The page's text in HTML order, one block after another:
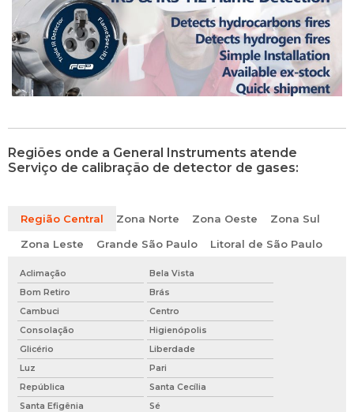
Regiões onde a General Instruments atende
Serviço de calibração de detector de gases:
Região Central Zona Norte Zona Oeste
Zona Sul
Zona Leste
Grande São Paulo Litoral de São Paulo
Aclimação
Bela Vista
Bom Retiro
Brás
Cambuci
Centro
Consolação
Higienópolis
Glicério
Liberdade
Luz
Pari
República
Santa Cecília
Santa Efigênia
Sé